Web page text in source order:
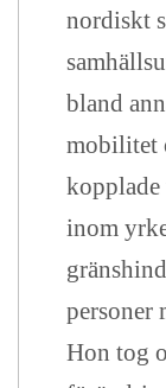
nordiskt
bland
mobilitet
inom
personer
Hon tog